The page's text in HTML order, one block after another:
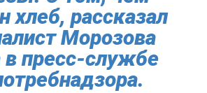
хлеб, рассказал
Морозова
в пресс-службе